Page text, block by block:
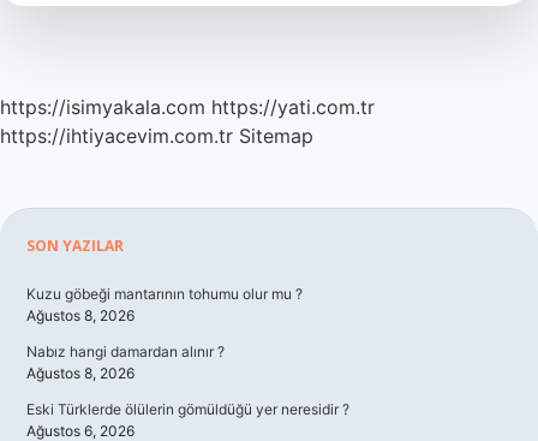
https://isimyakala.com https://yati.com.tr
https://ihtiyacevim.com.tr Sitemap
Sidebar
SON YAZILAR
Kuzu göbeği mantarının tohumu olur mu ?
Ağustos 8, 2026
Nabız hangi damardan alınır ?
Ağustos 8, 2026
Eski Türklerde ölülerin gömüldüğü yer neresidir ?
Ağustos 6, 2026